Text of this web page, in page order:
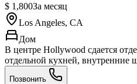
$ 1,800За месяц
Los Angeles, CA
Дом
В центре Hollywood сдается
отдельной кухней, внутренние
Позвонить